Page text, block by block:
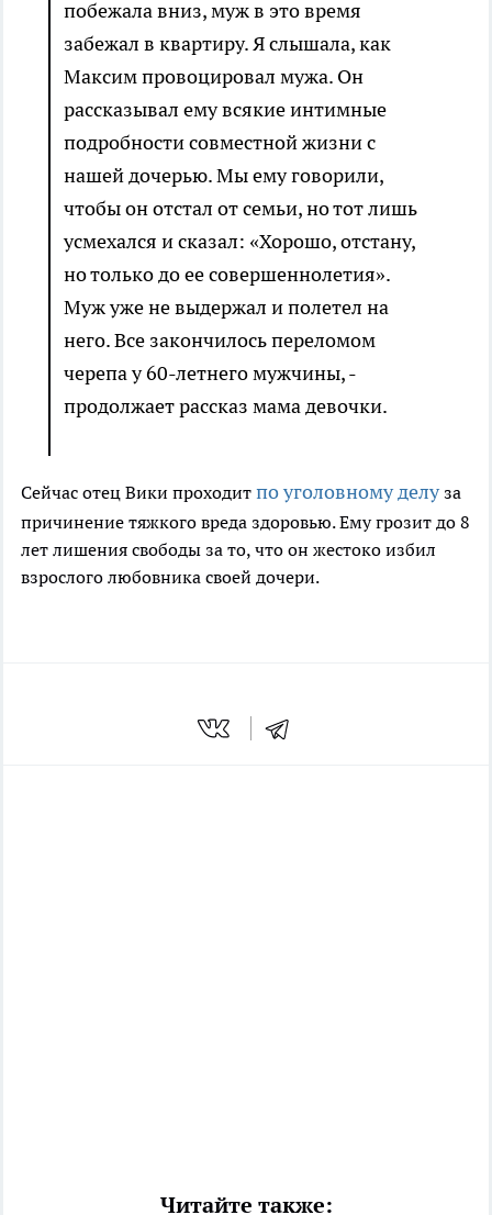
побежала вниз, муж в это время
забежал в квартиру.Я слышала, как
Максим провоцировал мужа. Он
рассказывал ему всякие интимные
подробности совместной жизни с
нашей дочерью. Мы ему говорили,
чтобы он отстал от семьи, но тот лишь
усмехался и сказал: «Хорошо, отстану,
но только до ее совершеннолетия».
Муж уже не выдержал и полетел на
него. Все закончилось переломом
черепа у 60-летнего мужчины, -
продолжает рассказ мама девочки.
Сейчас отец Вики проходит по уголовному делуза
причинение тяжкого вреда здоровью. Ему грозит до 8
лет лишения свободы за то, что он жестоко избил
взрослого любовника своей дочери.
Читайте также: